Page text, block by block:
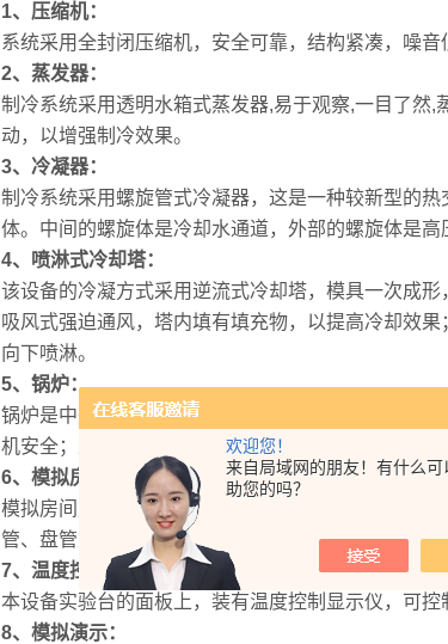
欢迎您！
来自局域网的朋友！有什么可
助您的吗？
1、压缩机：
系统采用全封闭压缩机，安全可靠，结构紧凑，噪
2、蒸发器：
制冷系统采用透明水箱式蒸发器,易于观察,一目了然,
动，以增强制冷效果。
3、冷凝器：
制冷系统采用螺旋管式冷凝器，这是一种较新型的
体。中间的螺旋体是冷却水通道，外部的螺旋体是高
4、喷淋式冷却塔：
该设备的冷凝方式采用逆流式冷却塔，模具一次成
吸风式强迫通风，塔内填有填充物，以提高冷却效
向下喷淋。
5、锅炉：
锅炉是中央空调制热系统的核心元件，采用英格莱
机安全；采用进口聚氨发泡保温技术，保温性能好。
6、模拟房间：
模拟房间用全透明有机玻璃制作，外形美观、小巧
管、盘管风机、温度控制调节仪。
7、温度控制：
本设备实验台的面板上，装有温度控制显示仪，可
8、模拟演示：